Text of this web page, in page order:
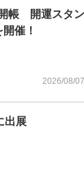
帳 開運スタン
催！
2026/08/07
出展